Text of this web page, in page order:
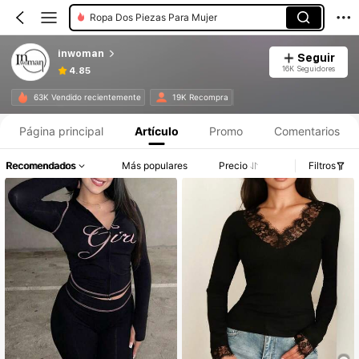
Ropa Dos Piezas Para Mujer
inwoman
4.85
Seguir
16K Seguidores
63K Vendido recientemente 19K Recompra
Página principal Artículo Promo Comentarios
Recomendados Más populares Precio Filtros